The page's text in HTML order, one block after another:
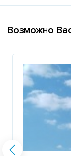
Возможно